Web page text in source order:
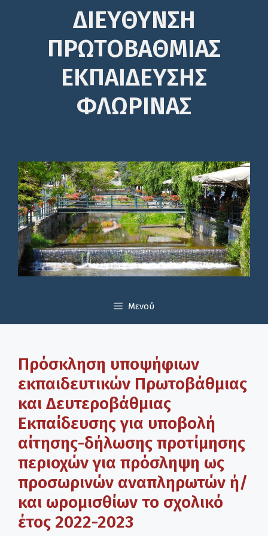
ΔΙΕΎΘΥΝΣΗ
ΠΡΩΤΟΒΆΘΜΙΑΣ
ΕΚΠΑΊΔΕΥΣΗΣ
ΦΛΩΡΙΝΑΣ
Μενού
Πρόσκληση υποψήφιων
εκπαιδευτικών Πρωτοβάθμιας
και Δευτεροβάθμιας
Εκπαίδευσης για υποβολή
αίτησης-δήλωσης προτίμησης
περιοχών για πρόσληψη ως
προσωρινών αναπληρωτών ή/
και ωρομισθίων το σχολικό
έτος 2022-2023